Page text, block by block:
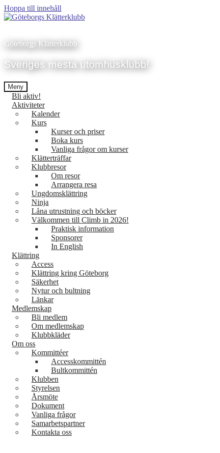
Hoppa till innehåll
Göteborgs Klätterklubb
Sveriges mesta utomhusklubb!
Meny
Bli aktiv!
Aktiviteter
Kalender
Kurs
Kurser och priser
Boka kurs
Vanliga frågor om kurser
Klätterträffar
Klubbresor
Om resor
Arrangera resa
Ungdomsklättring
Ninja
Låna utrustning och böcker
Välkommen till Climb in 2026!
Praktisk information
Sponsorer
In English
Klättring
Access
Klättring kring Göteborg
Säkerhet
Nytur och bultning
Länkar
Medlemskap
Bli medlem
Om medlemskap
Klubbkläder
Om oss
Kommittéer
Accesskommittén
Bultkommittén
Klubben
Styrelsen
Årsmöte
Dokument
Vanliga frågor
Samarbetspartner
Kontakta oss